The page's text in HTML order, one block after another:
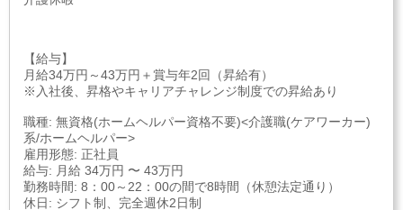
【給与】
月給34万円～43万円＋賞与年2回（昇給有）
※入社後、昇格やキャリアチャレンジ制度での昇給あり
職種: 無資格(ホームヘルパー資格不要)<介護職(ケアワーカー)
系/ホームヘルパー>
雇用形態: 正社員
給与: 月給 34万円 〜 43万円
勤務時間: 8：00～22：00の間で8時間（休憩法定通り）
休日: シフト制、完全週休2日制